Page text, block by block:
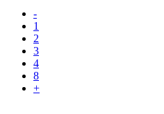
-
1
2
3
4
8
+